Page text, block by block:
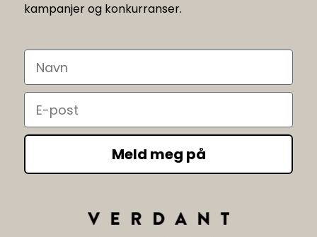
kampanjer og konkurranser.
Navn
Email
Meld meg på